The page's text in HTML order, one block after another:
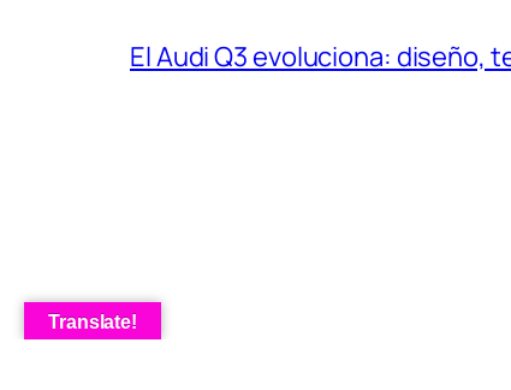
El Audi Q3 evoluciona: diseño,
Translate!